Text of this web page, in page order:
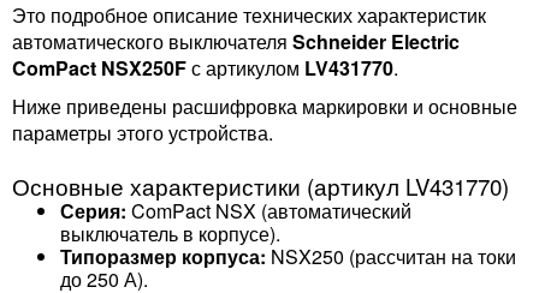
Это подробное описание технических характеристик
автоматического выключателя Schneider Electric
ComPact NSX250Fс артикулом LV431770.
Ниже приведены расшифровка маркировки и основные
параметры этого устройства.
Основные характеристики (артикул LV431770)
Серия: ComPact NSX (автоматический
выключатель в корпусе).
Типоразмер корпуса: NSX250 (рассчитан на токи
до 250 А).